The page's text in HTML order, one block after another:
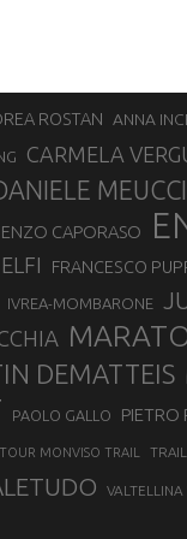
ROSTAN ANNA
CARMELA
MEUCCI
ENZO CAPORASO
FRANCESCO
IVREA-MOMBARONE
DEMATTEIS
PAOLO GALLO PIETRO
TOUR MONVISO TRAIL
VALTELLINA